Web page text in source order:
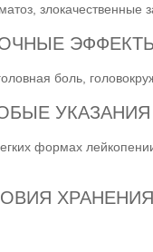
злокачественные
боль,
УКАЗАНИЯ
формах
ХРАНЕНИЯ